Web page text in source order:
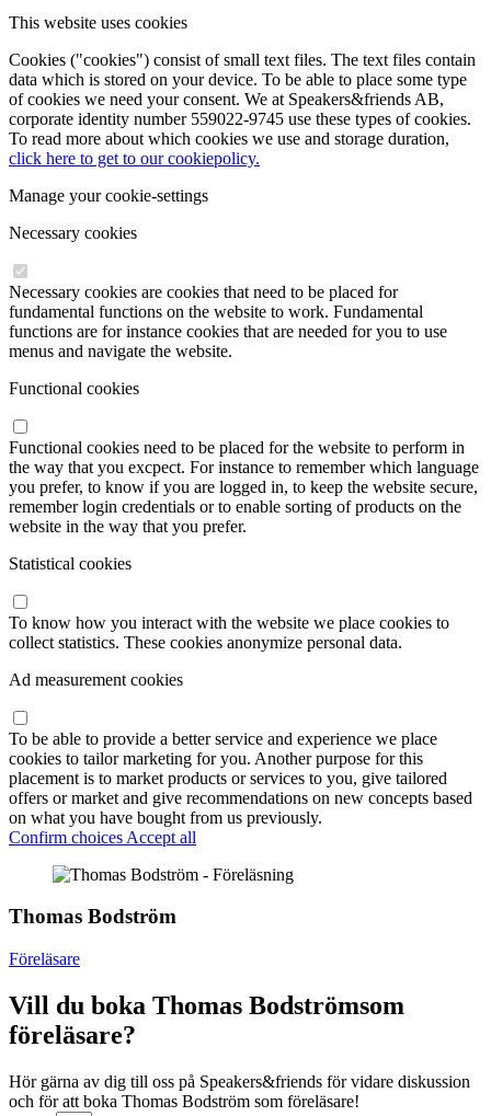
This website uses cookies
Cookies ("cookies") consist of small text files. The text files contain
data which is stored on your device. To be able to place some type
of cookies we need your consent. We at Speakers&friends AB,
corporate identity number 559022-9745 use these types of cookies.
To read more about which cookies we use and storage duration,
click here to get to our cookiepolicy.
Manage your cookie-settings
Necessary cookies
Necessary cookies are cookies that need to be placed for
fundamental functions on the website to work. Fundamental
functions are for instance cookies that are needed for you to use
menus and navigate the website.
Functional cookies
Functional cookies need to be placed for the website to perform in
the way that you excpect. For instance to remember which language
you prefer, to know if you are logged in, to keep the website secure,
remember login credentials or to enable sorting of products on the
website in the way that you prefer.
Statistical cookies
To know how you interact with the website we place cookies to
collect statistics. These cookies anonymize personal data.
Ad measurement cookies
To be able to provide a better service and experience we place
cookies to tailor marketing for you. Another purpose for this
placement is to market products or services to you, give tailored
offers or market and give recommendations on new concepts based
on what you have bought from us previously.
Confirm choices Accept all
Thomas Bodström
Föreläsare
Vill du boka Thomas Bodströmsom
föreläsare?
Hör gärna av dig till oss på Speakers&friends för vidare diskussion
och för att boka Thomas Bodström som föreläsare!